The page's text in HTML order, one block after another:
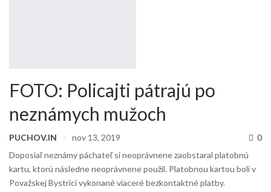
FOTO: Policajti pátrajú po
neznámych mužoch
PUCHOV.IN nov 13, 2019
0
Doposiaľ neznámy páchateľ si neoprávnene zaobstaral platobnú
kartu, ktorú následne neoprávnene použil. Platobnou kartou boli v
Považskej Bystrici vykonané viaceré bezkontaktné platby.